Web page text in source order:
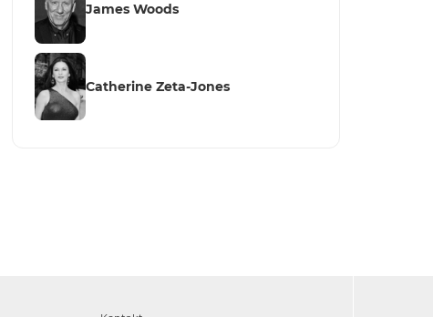
James Woods
Catherine Zeta-Jones